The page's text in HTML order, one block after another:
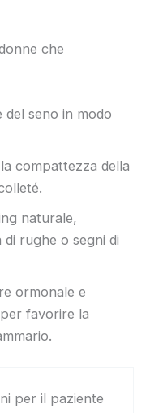
che
seno in modo
compattezza della
naturale,
rughe o segni di
ormonale e
favorire la
per il paziente